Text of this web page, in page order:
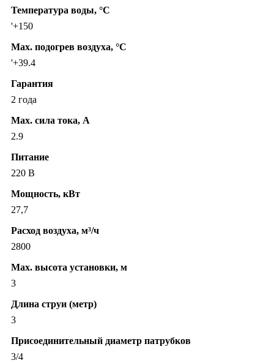
Температура воды, °C
'+150
Max. подогрев воздуха, °C
'+39.4
Гарантия
2 года
Max. сила тока, А
2.9
Питание
220 В
Мощность, кВт
27,7
Расход воздуха, м³/ч
2800
Max. высота установки, м
3
Длина струи (метр)
3
Присоединительный диаметр патрубков
3/4